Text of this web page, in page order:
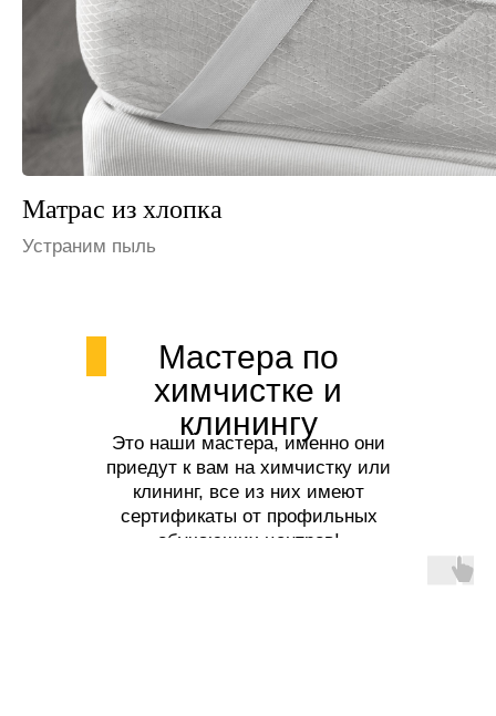
Матрас из льна
Избавим от запаха мочи
Мастера по
химчистке и
клинингу
Это наши мастера, именно они
приедут к вам на химчистку или
клининг, все из них имеют
сертификаты от профильных
обучающих центров!